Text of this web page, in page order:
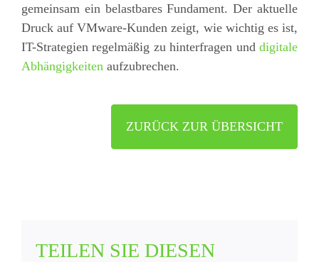
gemeinsam ein belastbares Fundament. Der aktuelle
Druck auf VMware-Kunden zeigt, wie wichtig es ist,
IT-Strategien regelmäßig zu hinterfragen unddigitale
Abhängigkeiten aufzubrechen.
ZURÜCK ZUR ÜBERSICHT
TEILEN SIE DIESEN